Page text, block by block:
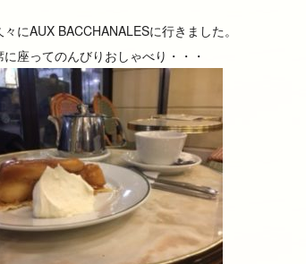
にAUX BACCHANALESに行きました。
に座ってのんびりおしゃべり・・・